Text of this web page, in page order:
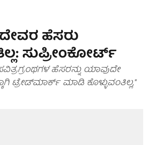
ದೇವರ ಹೆಸರು
ಸುಪ್ರೀಂಕೋರ್ಟ್
ಹೆಸರನ್ನು ಯಾವುದೇ
ಟ್ರೇಡ್‍ಮಾರ್ಕ್ ಮಾಡಿ ಕೊಳ್ಳುವಂತಿಲ್ಲ,''